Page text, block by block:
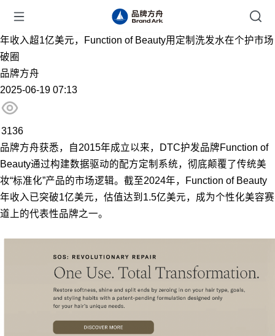
年收入超1亿美元，Function of Beauty用定制洗发水在个护市场
破圈
品牌方舟
2025-06-19 07:13
3136
品牌方舟获悉，自2015年成立以来，DTC护发品牌Function of
Beauty通过构建数据驱动的配方定制系统，彻底颠覆了传统美
妆“标准化”产品的市场逻辑。截至2024年，Function of Beauty
年收入已突破1亿美元，估值达到1.5亿美元，成为个性化美容赛
道上的代表性品牌之一。